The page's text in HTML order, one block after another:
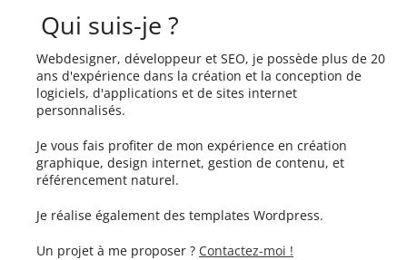
Qui suis-je ?
Webdesigner, développeur et SEO, je possède plus de 20
ans d'expérience dans la création et la conception de
logiciels, d'applications et de sites internet
personnalisés.
Je vous fais profiter de mon expérience en création
graphique, design internet, gestion de contenu, et
référencement naturel.
Je réalise également des templates Wordpress.
Un projet à me proposer ? Contactez-moi !